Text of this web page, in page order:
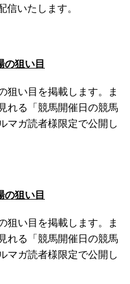
信いたします。
の狙い目
狙い目を掲載します。ま
れる「競馬開催日の競馬
マガ読者様限定で公開し
の狙い目
狙い目を掲載します。ま
れる「競馬開催日の競馬
マガ読者様限定で公開し